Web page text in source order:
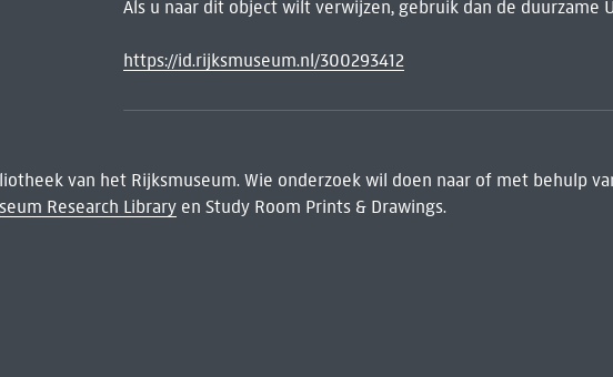
Als u naar dit object wilt verwijzen, gebruik dan de duurzame
https://id.rijksmuseum.nl/300293412
van het Rijksmuseum. Wie onderzoek wil doen naar of met behulp
Research Libraryen Study Room Prints & Drawings.